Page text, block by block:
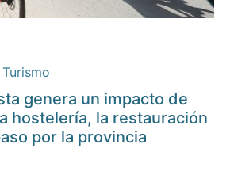
Turismo
genera un impacto de
hostelería, la restauración
por la provincia